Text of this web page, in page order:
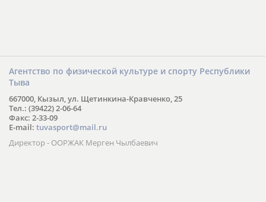
Агентство по физической культуре и спорту Республики
Тыва
667000, Кызыл, ул. Щетинкина-Кравченко, 25
Тел.: (39422) 2-06-64
Факс: 2-33-09
E-mail: tuvasport@mail.ru
Директор - ООРЖАК Мерген Чылбаевич